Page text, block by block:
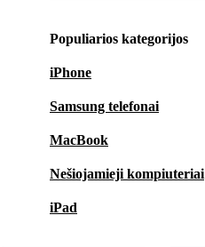
Populiarios kategorijos
iPhone
Samsung telefonai
MacBook
Nešiojamieji kompiuteriai
iPad